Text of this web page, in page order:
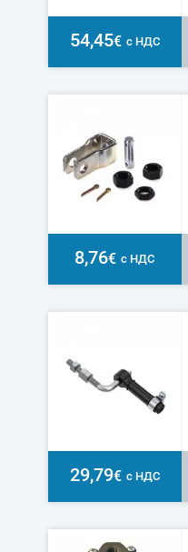
54,45€ с НДС
8,76€ с НДС
29,79€ с НДС